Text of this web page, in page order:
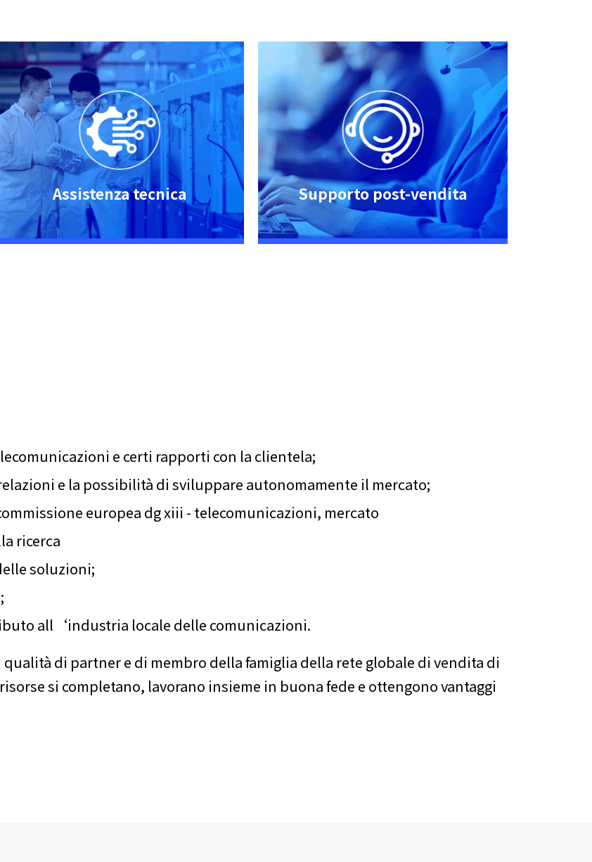
Assistenza tecnica Supporto post-vendita
e certi rapporti con la clientela;
e la possibilità di sviluppare autonomamente il mercato;
europea dg xiii - telecomunicazioni, mercato
ricerca
soluzioni;
all‘industria locale delle comunicazioni.
di partner e di membro della famiglia della rete globale di vendita di
si completano, lavorano insieme in buona fede e ottengono vantaggi